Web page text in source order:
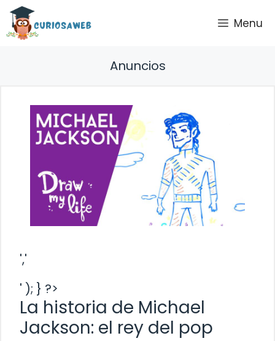
Saltar
contenido
Menu
Anuncios
','
' ); } ?>
La historia de Michael
Jackson: el rey del pop